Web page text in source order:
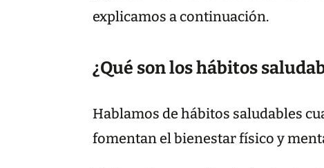
explicamos a continuación.
¿Qué son los hábitos
Hablamos de hábitos saludables
fomentan el bienestar físico y